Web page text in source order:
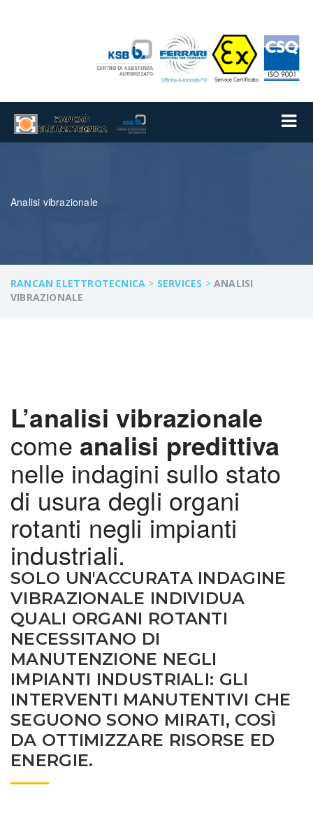
Analisi vibrazionale
RANCAN ELETTROTECNICA > SERVICES >ANALISI
VIBRAZIONALE
L’analisi vibrazionale
come analisi predittiva
nelle indagini sullo stato
di usura degli organi
rotanti negli impianti
industriali.
SOLO UN'ACCURATA INDAGINE
VIBRAZIONALE INDIVIDUA
QUALI ORGANI ROTANTI
NECESSITANO DI
MANUTENZIONE NEGLI
IMPIANTI INDUSTRIALI: GLI
INTERVENTI MANUTENTIVI CHE
SEGUONO SONO MIRATI, COSÌ
DA OTTIMIZZARE RISORSE ED
ENERGIE.